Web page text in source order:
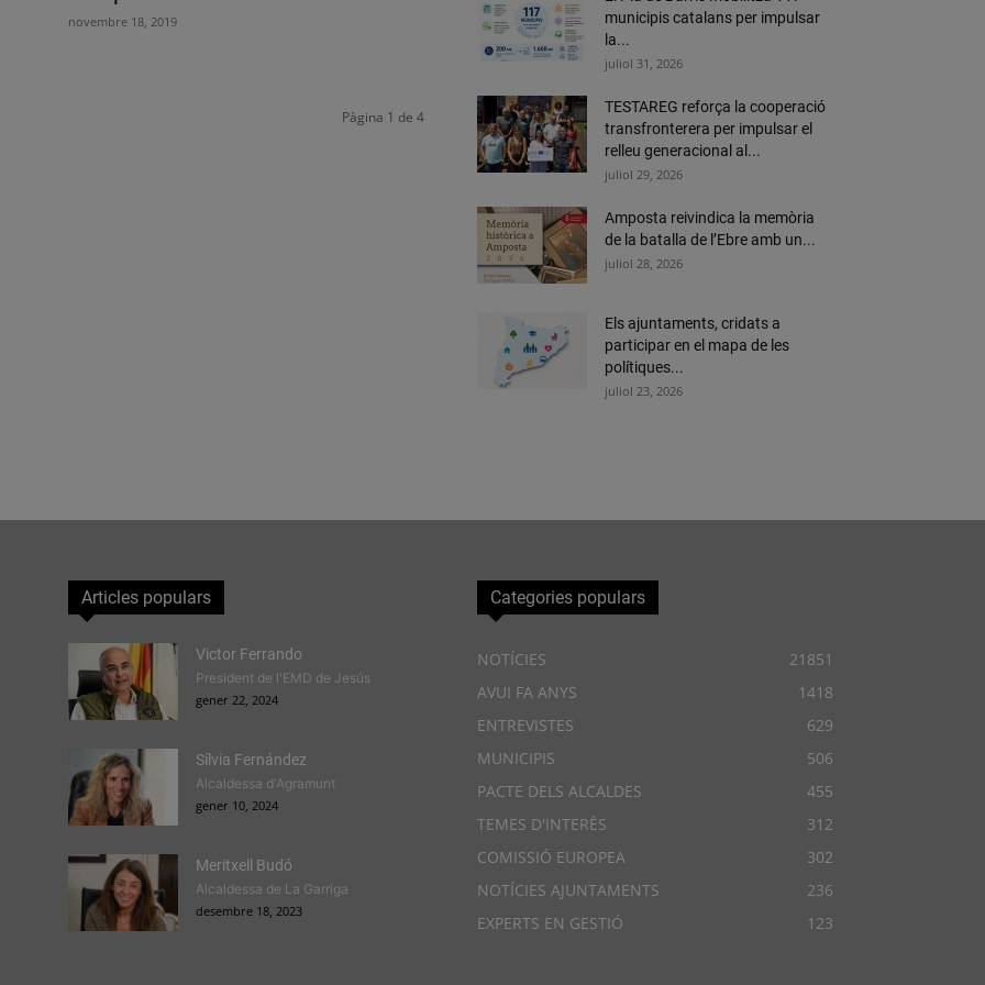
novembre 18, 2019
Pàgina 1 de 4
municipis catalans per impulsar
la...
juliol 31, 2026
TESTAREG reforça la cooperació
transfronterera per impulsar el
relleu generacional al...
juliol 29, 2026
Amposta reivindica la memòria
de la batalla de l’Ebre amb un...
juliol 28, 2026
Els ajuntaments, cridats a
participar en el mapa de les
polítiques...
juliol 23, 2026
Articles populars
Victor Ferrando
President de l'EMD de Jesús
gener 22, 2024
Sílvia Fernández
Alcaldessa d'Agramunt
gener 10, 2024
Meritxell Budó
Alcaldessa de La Garriga
desembre 18, 2023
Categories populars
NOTÍCIES
21851
AVUI FA ANYS
1418
ENTREVISTES
629
MUNICIPIS
506
PACTE DELS ALCALDES
455
TEMES D'INTERÈS
312
COMISSIÓ EUROPEA
302
NOTÍCIES AJUNTAMENTS
236
EXPERTS EN GESTIÓ
123